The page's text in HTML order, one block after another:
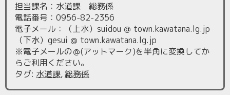
担当課名：水道課 総務係
電話番号：0956-82-2356
電子メール：（上水）suidou ＠ town.kawatana.lg.jp
（下水）gesui ＠ town.kawatana.lg.jp
※電子メールの＠(アットマーク)を半角に変換してか
らご利用ください。
タグ: 水道課,総務係